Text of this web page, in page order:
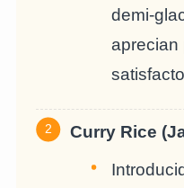
demi-
aprecian
Curry Rice